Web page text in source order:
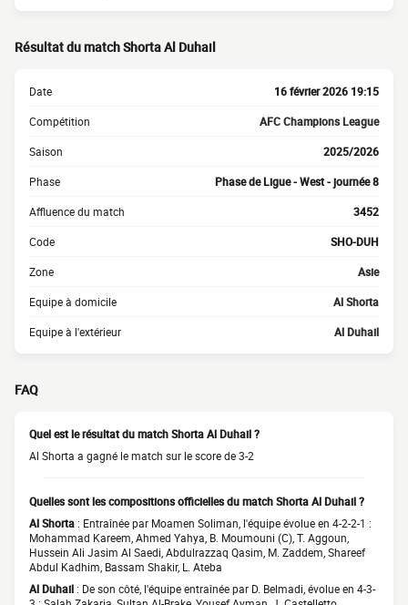
Résultat du match Shorta Al Duhail
Date 16 février 2026 19:15
Compétition AFC Champions League
Saison 2025/2026
Phase Phase de Ligue - West - journée 8
Affluence du match 3452
Code SHO-DUH
Zone Asie
Equipe à domicile Al Shorta
Equipe à l'extérieur Al Duhail
FAQ
Quel est le résultat du match Shorta Al Duhail ?
Al Shorta a gagné le match sur le score de 3-2
Quelles sont les compositions officielles du match Shorta Al Duhail ?
Al Shorta : Entraînée par Moamen Soliman, l'équipe évolue en 4-2-2-1 :
Mohammad Kareem, Ahmed Yahya, B. Moumouni (C), T. Aggoun,
Hussein Ali Jasim Al Saedi, Abdulrazzaq Qasim, M. Zaddem, Shareef
Abdul Kadhim, Bassam Shakir, L. Ateba
Al Duhail : De son côté, l'équipe entraînée par D. Belmadi, évolue en 4-3-